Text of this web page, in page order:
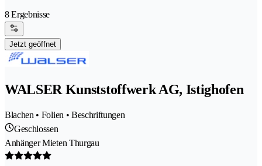
8 Ergebnisse
Jetzt geöffnet
WALSER Kunststoffwerk AG, Istighofen
Blachen • Folien • Beschriftungen
Geschlossen
Anhänger Mieten Thurgau